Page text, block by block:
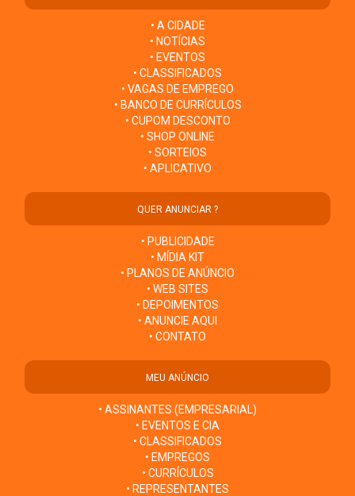
• A CIDADE
• NOTÍCIAS
• EVENTOS
• CLASSIFICADOS
• VAGAS DE EMPREGO
• BANCO DE CURRÍCULOS
• CUPOM DESCONTO
• SHOP ONLINE
• SORTEIOS
• APLICATIVO
QUER ANUNCIAR ?
• PUBLICIDADE
• MÍDIA KIT
• PLANOS DE ANÚNCIO
• WEB SITES
• DEPOIMENTOS
• ANUNCIE AQUI
• CONTATO
MEU ANÚNCIO
• ASSINANTES (EMPRESARIAL)
• EVENTOS E CIA
• CLASSIFICADOS
• EMPREGOS
• CURRÍCULOS
• REPRESENTANTES